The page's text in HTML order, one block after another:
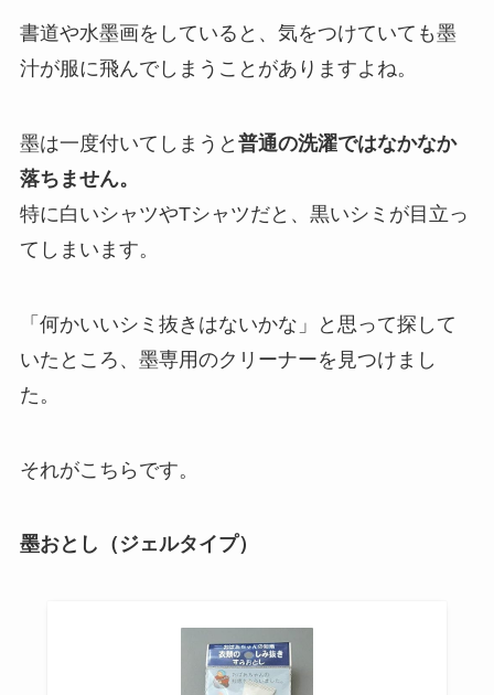
書道や水墨画をしていると、気をつけていても墨
汁が服に飛んでしまうことがありますよね。
墨は一度付いてしまうと 普通の洗濯ではなかなか
落ちません。
特に白いシャツやTシャツだと、黒いシミが目立っ
てしまいます。
「何かいいシミ抜きはないかな」と思って探して
いたところ、墨専用のクリーナーを見つけまし
た。
それがこちらです。
墨おとし（ジェルタイプ）